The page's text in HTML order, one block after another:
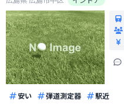
安い 弾道測定器 駅近